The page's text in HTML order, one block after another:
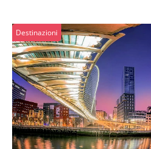
Destinazioni